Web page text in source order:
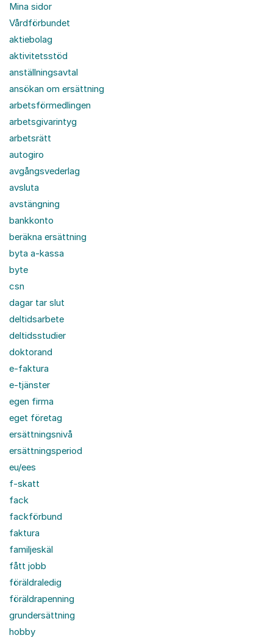
Mina sidor
Vårdförbundet
aktiebolag
aktivitetsstöd
anställningsavtal
ansökan om ersättning
arbetsförmedlingen
arbetsgivarintyg
arbetsrätt
autogiro
avgångsvederlag
avsluta
avstängning
bankkonto
beräkna ersättning
byta a-kassa
byte
csn
dagar tar slut
deltidsarbete
deltidsstudier
doktorand
e-faktura
e-tjänster
egen firma
eget företag
ersättningsnivå
ersättningsperiod
eu/ees
f-skatt
fack
fackförbund
faktura
familjeskäl
fått jobb
föräldraledig
föräldrapenning
grundersättning
hobby